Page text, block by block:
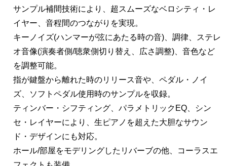
サンプル補間技術により、超スムーズなベロシティ・レ
イヤー、音程間のつながりを実現。
キーノイズ(ハンマーが弦にあたる時の音)、調律、ステレ
オ音像(演奏者側/聴衆側切り替え、広さ調整)、音色など
を調整可能。
指が鍵盤から離れた時のリリース音や、ペダル・ノイ
ズ、ソフトペダル使用時のサンプルを収録。
ティンバー・シフティング、パラメトリックEQ、シン
セ・レイヤーにより、生ピアノを超えた大胆なサウン
ド・デザインにも対応。
ホール/部屋をモデリングしたリバーブの他、コーラスエ